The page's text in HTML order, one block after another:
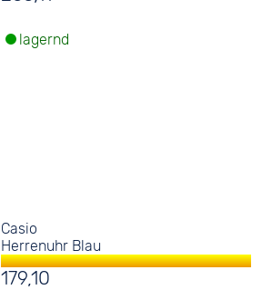
lagernd
Casio
Herrenuhr Blau
179,10